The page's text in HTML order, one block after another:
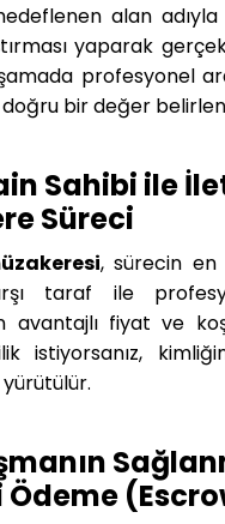
alan
yaparak
profesyonel
doğru bir değer
Sahibi ile
Süreci
, sürecin en
taraf ile
avantajlı fiyat ve
istiyorsanız,
Ödeme